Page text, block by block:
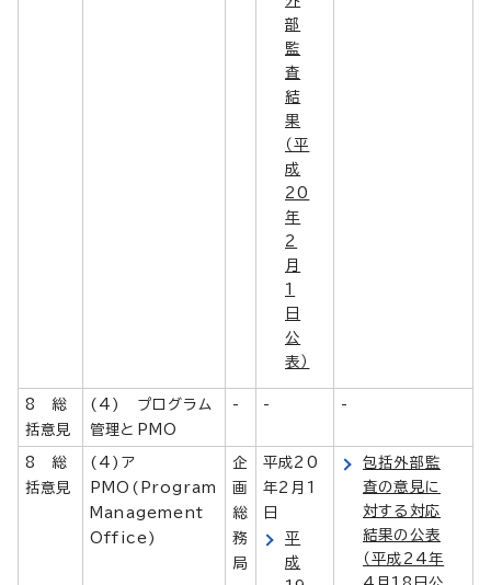
部
監
査
結
果
（平
成
20
年
2
月
1
日
公
表）
8 総
括意見
(4) プログラム
管理とPMO
- - -
8 総
括意見
(4)ア
PMO(Program
Management
Office)
企
画
総
務
局
平成20
年2月1
日
平
成
包括外部監
査の意見に
対する対応
結果の公表
（平成24年